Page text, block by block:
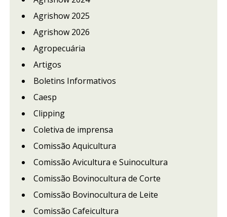
Agrishow 2025
Agrishow 2026
Agropecuária
Artigos
Boletins Informativos
Caesp
Clipping
Coletiva de imprensa
Comissão Aquicultura
Comissão Avicultura e Suinocultura
Comissão Bovinocultura de Corte
Comissão Bovinocultura de Leite
Comissão Cafeicultura